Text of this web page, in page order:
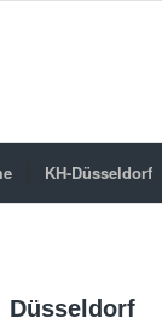
KH-Düsseldorf
Düsseldorf